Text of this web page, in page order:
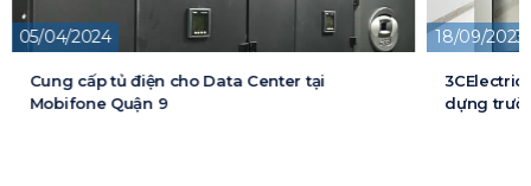
05/04/2024
Cung cấp tủ điện cho Data Center tại
Mobifone Quận 9
18/09/2023
3CElectric
dựng